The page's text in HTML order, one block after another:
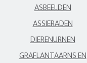
ASBEELDEN
ASSIERADEN
DIERENURNEN
GRAFLANTAARNS EN